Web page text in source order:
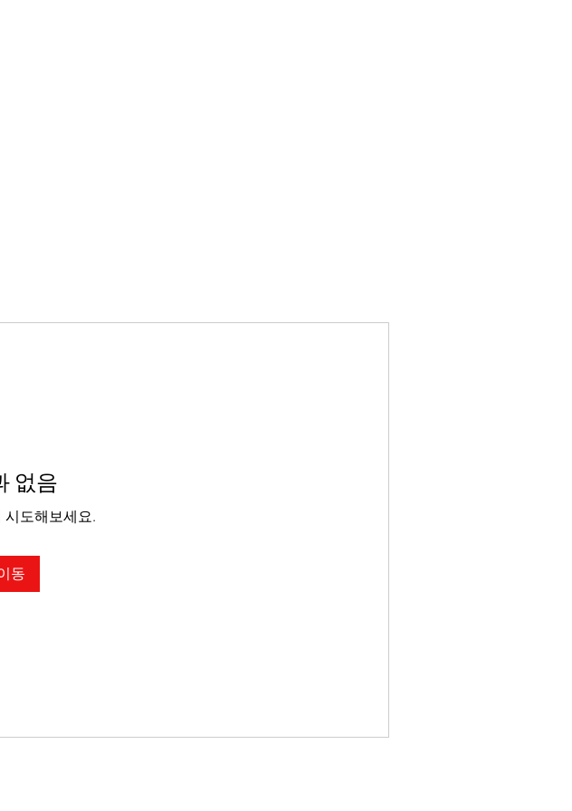
없음
시도해보세요.
동